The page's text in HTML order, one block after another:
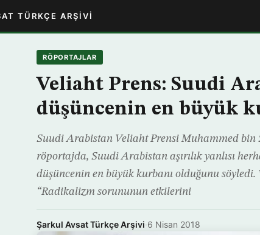
TÜRKÇE ARŞIVI
RÖPORTAJLAR
Veliaht Prens: Suudi
düşüncenin en büyük
Suudi Arabistan Veliaht Prensi Muhammed
röportajda, Suudi Arabistan aşırılık yanlısı
düşüncenin en büyük kurbanı olduğunu
“Radikalizm sorununun etkilerini
Şarkul Avsat Türkçe Arşivi·6 Nisan 2018